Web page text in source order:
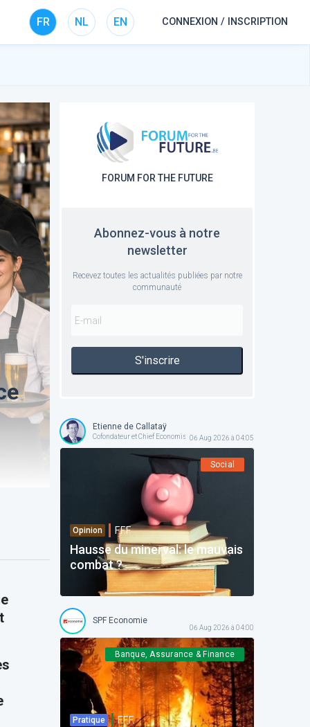
FR NL EN CONNEXION / INSCRIPTION
FORUM FOR THE FUTURE
Abonnez-vous à notre
newsletter
Recevez toutes les actualités publiées par notre
communauté
S'inscrire
Etienne de Callataÿ
Cofondateur et Chief Economist @ Orcadia Asset Management
06 Aug 2026 à 04:05
Social
Opinion F.F.F.
Hausse du minerval: le mauvais
combat ?
SPF Economie
06 Aug 2026 à 04:00
Banque, Assurance & Finance
Pratique F.F.F.